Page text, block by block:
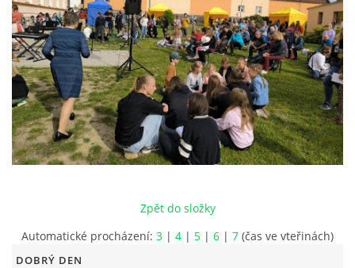
SOUBORY
VÝTVARNÝ OBOR
LITERÁRNĚ DRAMATICKÝ OBOR
PRAVIDLA PRO VEŘEJNÉ AKCE ZUŠ STAŇKOV
Zpět do složky
Automatické procházení: 3 | 4 | 5 | 6 | 7 (čas ve vteřinách)
DOBRÝ DEN